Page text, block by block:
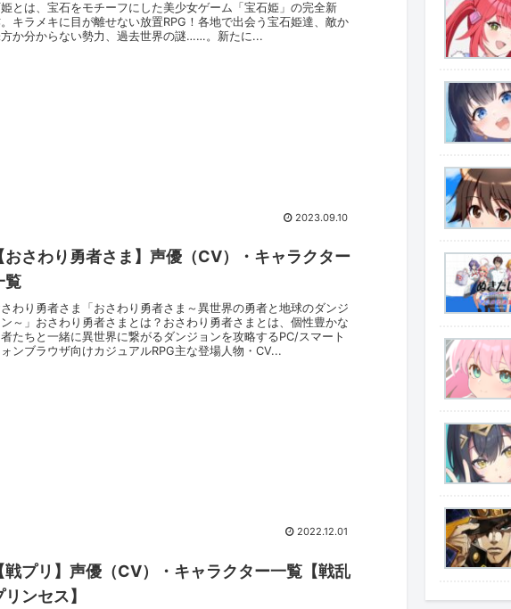
とは、宝石をモチーフにした美少女ゲーム「宝石姫」の完全新
キラメキに目が離せない放置RPG！各地で出会う宝石姫達、敵か
か分からない勢力、過去世界の謎……。新たに...
2023.09.10
おさわり勇者さま】声優（CV）・キャラクター
覧
わり勇者さま「おさわり勇者さま～異世界の勇者と地球のダンジ
～」おさわり勇者さまとは？おさわり勇者さまとは、個性豊かな
たちと一緒に異世界に繋がるダンジョンを攻略するPC/スマート
ンブラウザ向けカジュアルRPG主な登場人物・CV...
2022.12.01
戦プリ】声優（CV）・キャラクター一覧【戦乱
リンセス】